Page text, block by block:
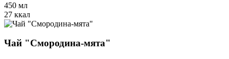
450 мл
27 ккал
Чай "Смородина-мята"